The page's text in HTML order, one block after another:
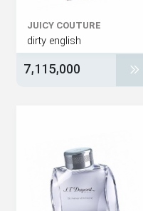
JUICY COUTURE
dirty english
7,115,000